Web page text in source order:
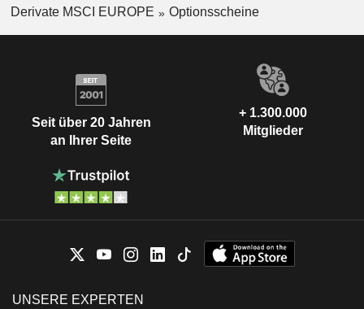
Derivate MSCI EUROPE
Optionsscheine
Seit über 20 Jahren
an Ihrer Seite
+ 1.300.000
Mitglieder
UNSERE EXPERTEN